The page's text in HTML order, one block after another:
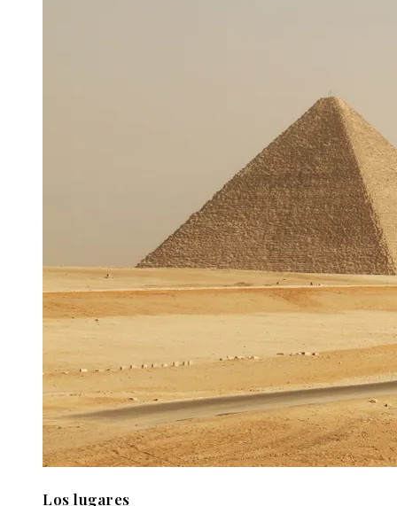
Los lugares